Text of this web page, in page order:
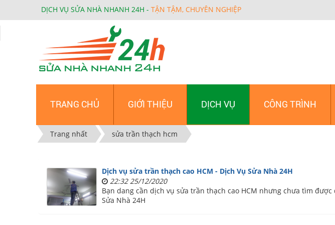
DỊCH VỤ SỬA NHÀ NHANH 24H - TẬN TẬM, CHUYÊN NGHIỆP
TRANG CHỦ GIỚI THIỆU DỊCH VỤ CÔNG TRÌNH
Trang nhất sửa trần thạch hcm
Dịch vụ sửa trần thạch cao HCM - Dịch Vụ Sửa Nhà 24H
22:32 25/12/2020
Bạn dang cần dịch vụ sửa trần thạch cao HCM nhưng chưa tìm
Sửa Nhà 24H